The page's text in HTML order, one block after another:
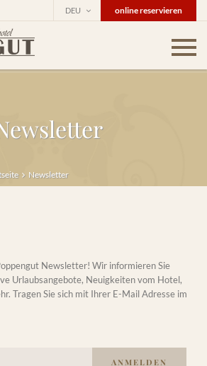
online reservieren
DEU
Newsletter
Newsletter! Wir informieren Sie
Urlaubsangebote, Neuigkeiten vom Hotel,
Tragen Sie sich mit Ihrer E-Mail Adresse im